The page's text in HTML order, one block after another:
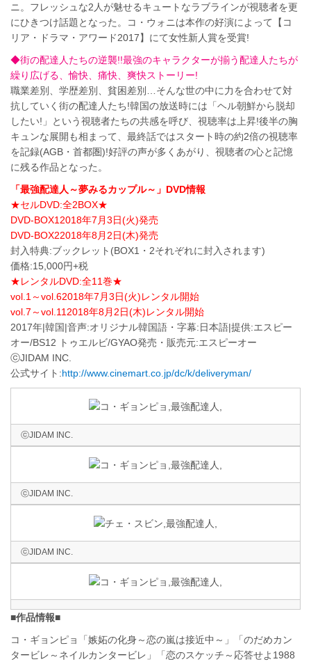
ニ。フレッシュな2人が魅せるキュートなラブラインが視聴者を更
にひきつけ話題となった。コ・ウォニは本作の好演によって【コ
リア・ドラマ・アワード2017】にて女性新人賞を受賞!
◆街の配達人たちの逆襲!!最強のキャラクターが揃う配達人たちが
繰り広げる、愉快、痛快、爽快ストーリー!
職業差別、学歴差別、貧困差別…そんな世の中に力を合わせて対
抗していく街の配達人たち!韓国の放送時には「ヘル朝鮮から脱却
したい!」という視聴者たちの共感を呼び、視聴率は上昇!後半の胸
キュンな展開も相まって、最終話ではスタート時の約2倍の視聴率
を記録(AGB・首都圏)!好評の声が多くあがり、視聴者の心と記憶
に残る作品となった。
「最強配達人～夢みるカップル～」DVD情報
★セルDVD:全2BOX★
DVD-BOX12018年7月3日(火)発売
DVD-BOX22018年8月2日(木)発売
封入特典:ブックレット(BOX1・2それぞれに封入されます)
価格:15,000円+税
★レンタルDVD:全11巻★
vol.1～vol.62018年7月3日(火)レンタル開始
vol.7～vol.112018年8月2日(木)レンタル開始
2017年|韓国|音声:オリジナル韓国語・字幕:日本語|提供:エスピー
オー/BS12 トゥエルビ/GYAO発売・販売元:エスピーオー
ⓒJIDAM INC.
公式サイト:http://www.cinemart.co.jp/dc/k/deliveryman/
ⓒJIDAM INC.
ⓒJIDAM INC.
ⓒJIDAM INC.
■作品情報■
コ・ギョンピョ「嫉妬の化身～恋の嵐は接近中～」「のだめカン
タービレ～ネイルカンタービレ」「恋のスケッチ～応答せよ1988